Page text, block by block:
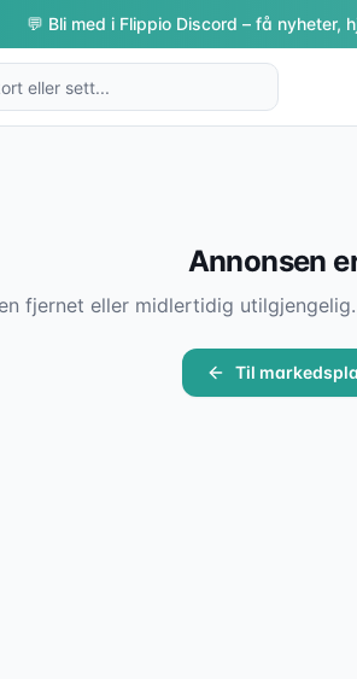
💬 Bli med i Flippio Discord – få
Annonsen
fjernet eller midlertidig
Til